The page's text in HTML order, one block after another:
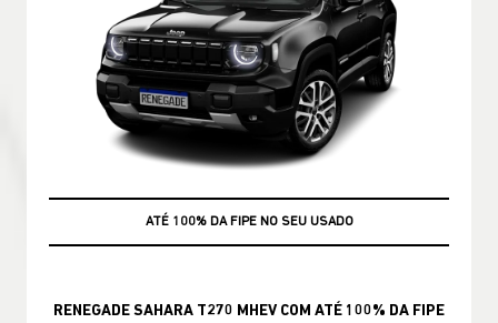
ATÉ 100% DA FIPE NO SEU USADO
RENEGADE SAHARA T270 MHEV COM ATÉ 100% DA FIPE